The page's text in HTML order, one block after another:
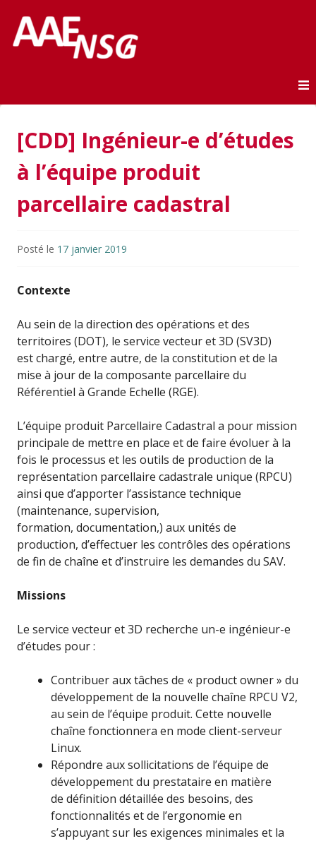
AAE-ENSG
[CDD] Ingénieur-e d’études
à l’équipe produit
parcellaire cadastral
Posté le 17 janvier 2019
Contexte
Au sein de la direction des opérations et des
territoires (DOT), le service vecteur et 3D (SV3D)
est chargé, entre autre, de la constitution et de la
mise à jour de la composante parcellaire du
Référentiel à Grande Echelle (RGE).
L’équipe produit Parcellaire Cadastral a pour mission
principale de mettre en place et de faire évoluer à la
fois le processus et les outils de production de la
représentation parcellaire cadastrale unique (RPCU)
ainsi que d’apporter l’assistance technique
(maintenance, supervision,
formation, documentation,) aux unités de
production, d’effectuer les contrôles des opérations
de fin de chaîne et d’instruire les demandes du SAV.
Missions
Le service vecteur et 3D recherche un-e ingénieur-e
d’études pour :
Contribuer aux tâches de « product owner » du
développement de la nouvelle chaîne RPCU V2,
au sein de l’équipe produit. Cette nouvelle
chaîne fonctionnera en mode client-serveur
Linux.
Répondre aux sollicitations de l’équipe de
développement du prestataire en matière
de définition détaillée des besoins, des
fonctionnalités et de l’ergonomie en
s’appuyant sur les exigences minimales et la